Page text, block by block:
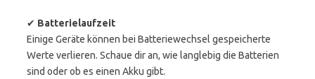
✔ Batterielaufzeit
Einige Geräte können bei Batteriewechsel gespeicherte
Werte verlieren. Schaue dir an, wie langlebig die Batterien
sind oder ob es einen Akku gibt.